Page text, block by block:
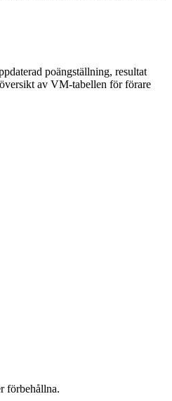
poängställning, resultat
av VM-tabellen för förare
förbehållna.